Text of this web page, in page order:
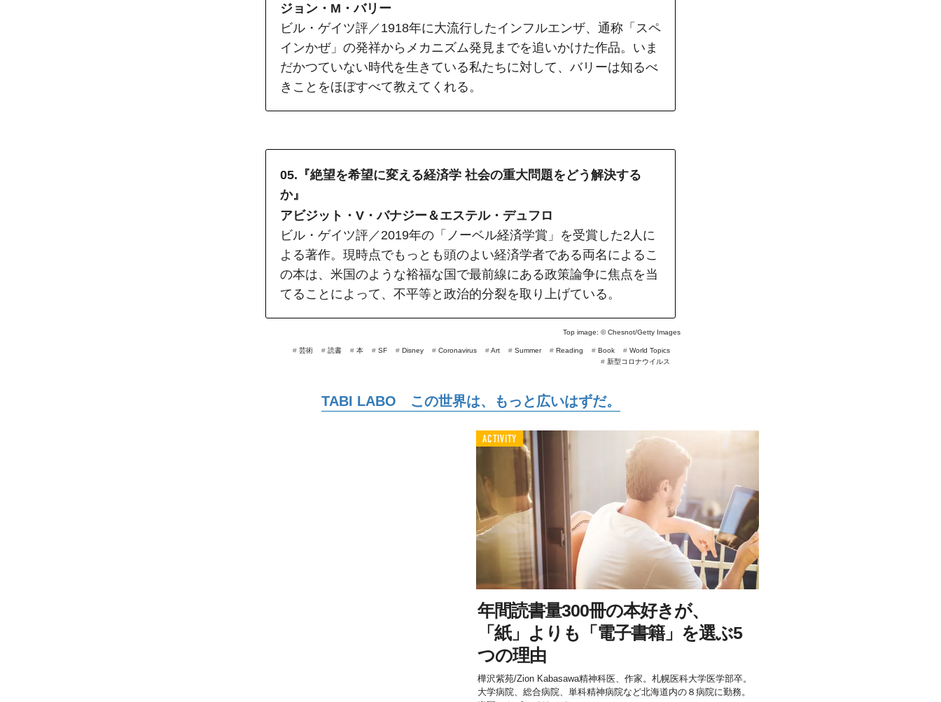
ジョン・M・バリー
ビル・ゲイツ評／1918年に大流行したインフルエンザ、通称「スペ
インかぜ」の発祥からメカニズム発見までを追いかけた作品。いま
だかつていない時代を生きている私たちに対して、バリーは知るべ
きことをほぼすべて教えてくれる。
05.『絶望を希望に変える経済学 社会の重大問題をどう解決する
か』
アビジット・V・バナジー＆エステル・デュフロ
ビル・ゲイツ評／2019年の「ノーベル経済学賞」を受賞した2人に
よる著作。現時点でもっとも頭のよい経済学者である両名によるこ
の本は、米国のような裕福な国で最前線にある政策論争に焦点を当
てることによって、不平等と政治的分裂を取り上げている。
Top image: ©Chesnot/Getty Images
# World Topics
# Book
# Reading
# Summer
#Art
# Coronavirus
# Disney
# SF
# 本
# 読書
# 芸術
# 新型コロナウイルス
TABI LABO この世界は、もっと広いはずだ。
ACTIVITY
年間読書量300冊の本好きが、
「紙」よりも「電子書籍」を選ぶ5
つの理由
樺沢紫苑/Zion Kabasawa精神科医、作家。札幌医科大学医学部卒。
大学病院、総合病院、単科精神病院など北海道内の８病院に勤務。